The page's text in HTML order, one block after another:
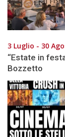
3 Luglio - 30
“Estate in
Bozzetto